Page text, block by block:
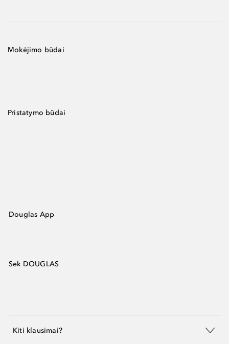
Mokėjimo būdai
Pristatymo būdai
Douglas App
Sek DOUGLAS
Kiti klausimai?